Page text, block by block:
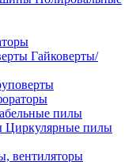
Гайковерты/
пилы
Циркулярные пилы